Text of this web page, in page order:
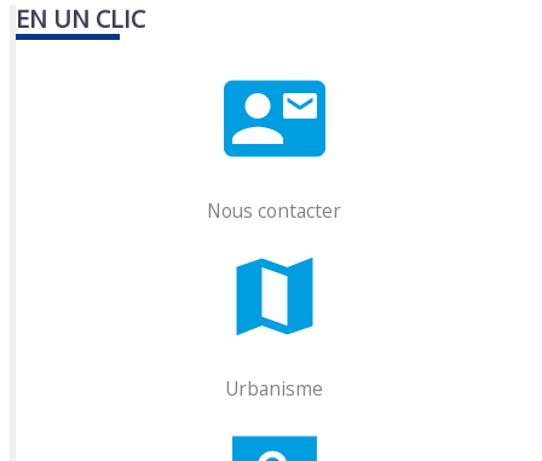
EN UN CLIC
Nous contacter
Urbanisme